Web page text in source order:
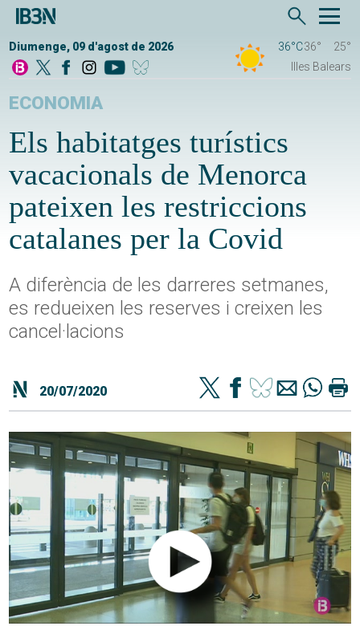
Diumenge, 09 d'agost de 2026 36°C36°
25°
Illes Balears
ECONOMIA
Els habitatges turístics
vacacionals de Menorca
pateixen les restriccions
catalanes per la Covid
A diferència de les darreres setmanes,
es redueixen les reserves i creixen les
cancel·lacions
20/07/2020